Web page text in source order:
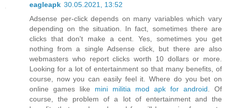
eagleapk 30.05.2021, 13:52
Adsense per-click depends on many variables which vary
depending on the situation. In fact, sometimes there are
clicks that don't make a cent. Yes, sometimes you get
nothing from a single Adsense click, but there are also
webmasters who report clicks worth 10 dollars or more.
Looking for a lot of entertainment so that many benefits, of
course, now you can easily feel it. Where do you bet on
online games like mini militia mod apk for android. Of
course, the problem of a lot of entertainment and the